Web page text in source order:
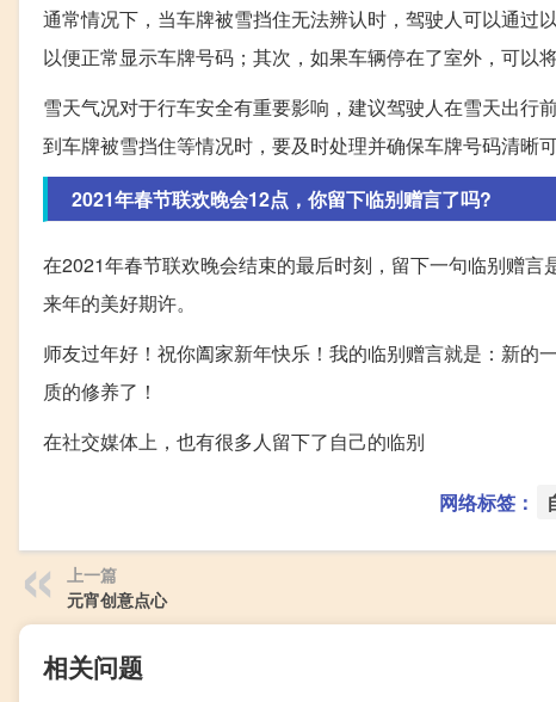
通常情况下，当车牌被雪挡住无法辨认时，驾驶人可以通过
以便正常显示车牌号码；其次，如果车辆停在了室外，可以
雪天气况对于行车安全有重要影响，建议驾驶人在雪天出
到车牌被雪挡住等情况时，要及时处理并确保车牌号码清晰
2021年春节联欢晚会12点，你留下临别赠言了吗?
在2021年春节联欢晚会结束的最后时刻，留下一句临别赠
来年的美好期许。
师友过年好！祝你阖家新年快乐！我的临别赠言就是：新的
质的修养了！
在社交媒体上，也有很多人留下了自己的临别
网络标签：
上一篇
元宵创意点心
相关问题